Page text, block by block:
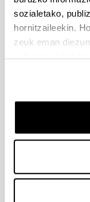
sozialetako,
hornitzaileekin.
zeuk eman
eskuratu duten